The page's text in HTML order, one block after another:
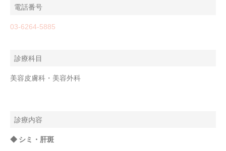
電話番号
03-6264-5885
診療科目
美容皮膚科・美容外科
診療内容
◆ シミ・肝斑